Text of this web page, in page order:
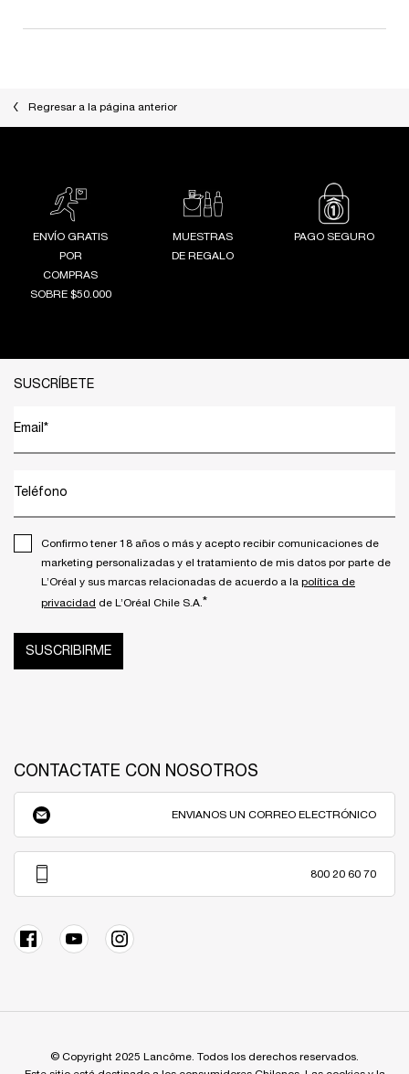
Regresar a la página anterior
ENVÍO GRATIS
POR
COMPRAS
SOBRE $50.000
MUESTRAS
DE REGALO
PAGO SEGURO
SUSCRÍBETE
Email *
Teléfono
Confirmo tener 18 años o más y acepto recibir comunicaciones de
marketing personalizadas y el tratamiento de mis datos por parte de
L’Oréal y sus marcas relacionadas de acuerdo a la política de
privacidad de L’Oréal Chile S.A. *
SUSCRIBIRME
CONTACTATE CON NOSOTROS
ENVIANOS UN CORREO ELECTRÓNICO
800 20 60 70
© Copyright 2025 Lancôme. Todos los derechos reservados.